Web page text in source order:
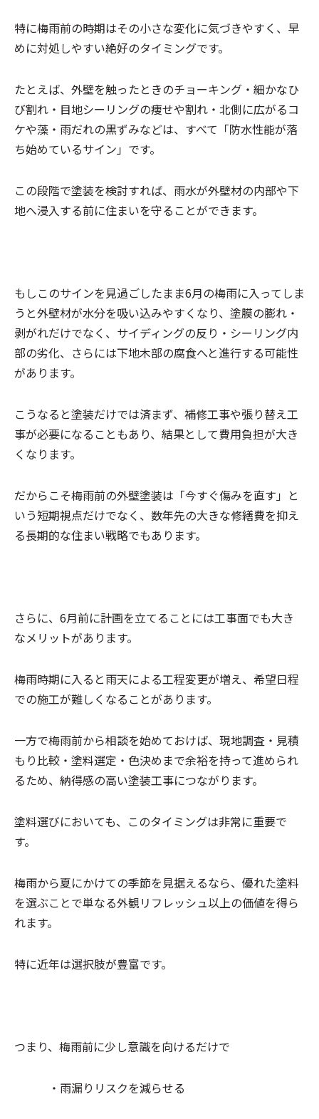
特に梅雨前の時期はその小さな変化に気づきやすく、早
めに対処しやすい絶好のタイミングです。
たとえば、外壁を触ったときのチョーキング・細かなひ
び割れ・目地シーリングの痩せや割れ・北側に広がるコ
ケや藻・雨だれの黒ずみなどは、すべて「防水性能が落
ち始めているサイン」です。
この段階で塗装を検討すれば、雨水が外壁材の内部や下
地へ浸入する前に住まいを守ることができます。
もしこのサインを見過ごしたまま6月の梅雨に入ってしま
うと外壁材が水分を吸い込みやすくなり、塗膜の膨れ・
剥がれだけでなく、サイディングの反り・シーリング内
部の劣化、さらには下地木部の腐食へと進行する可能性
があります。
こうなると塗装だけでは済まず、補修工事や張り替え工
事が必要になることもあり、結果として費用負担が大き
くなります。
だからこそ梅雨前の外壁塗装は「今すぐ傷みを直す」と
いう短期視点だけでなく、数年先の大きな修繕費を抑え
る長期的な住まい戦略でもあります。
さらに、6月前に計画を立てることには工事面でも大き
なメリットがあります。
梅雨時期に入ると雨天による工程変更が増え、希望日程
での施工が難しくなることがあります。
一方で梅雨前から相談を始めておけば、現地調査・見積
もり比較・塗料選定・色決めまで余裕を持って進められ
るため、納得感の高い塗装工事につながります。
塗料選びにおいても、このタイミングは非常に重要で
す。
梅雨から夏にかけての季節を見据えるなら、優れた塗料
を選ぶことで単なる外観リフレッシュ以上の価値を得ら
れます。
特に近年は選択肢が豊富です。
つまり、梅雨前に少し意識を向けるだけで
・雨漏りリスクを減らせる